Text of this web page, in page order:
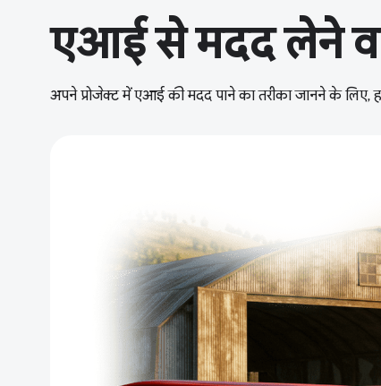
एआई से मदद लेने
अपने प्रोजेक्ट में एआई की मदद पाने का तरीका जानने के लिए,